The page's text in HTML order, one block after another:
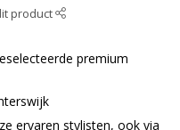
product
premium
ervaren stylisten, ook via